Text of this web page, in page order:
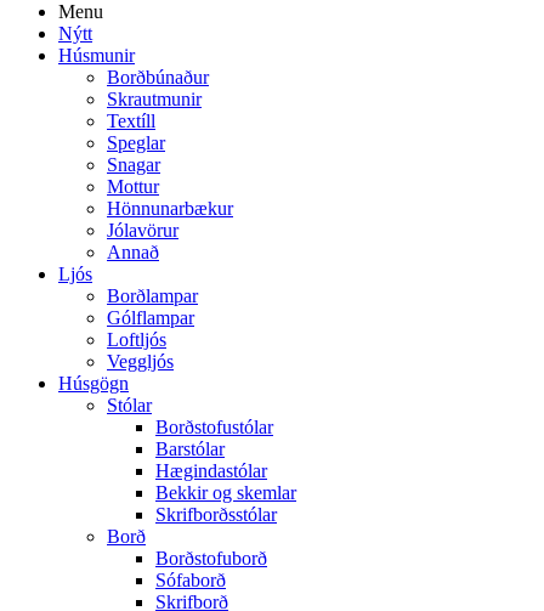
Menu
Nýtt
Húsmunir
Borðbúnaður
Skrautmunir
Textíll
Speglar
Snagar
Mottur
Hönnunarbækur
Jólavörur
Annað
Ljós
Borðlampar
Gólflampar
Loftljós
Veggljós
Húsgögn
Stólar
Borðstofustólar
Barstólar
Hægindastólar
Bekkir og skemlar
Skrifborðsstólar
Borð
Borðstofuborð
Sófaborð
Skrifborð